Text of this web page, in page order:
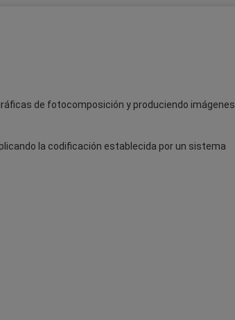
de fotocomposición y produciendo imágenes
la codificación establecida por un sistema